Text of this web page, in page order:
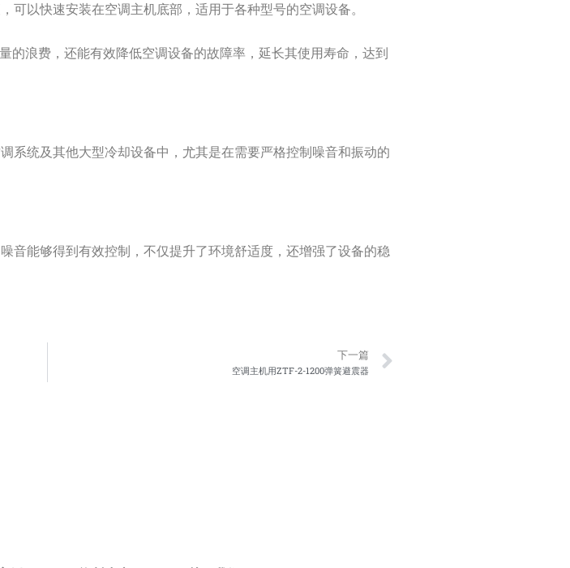
可以快速安装在空调主机底部，适用于各种型号的空调设备。
的浪费，还能有效降低空调设备的故障率，延长其使用寿命，达到
系统及其他大型冷却设备中，尤其是在需要严格控制噪音和振动的
音能够得到有效控制，不仅提升了环境舒适度，还增强了设备的稳
下一篇
空调主机用ZTF-2-1200弹簧避震器